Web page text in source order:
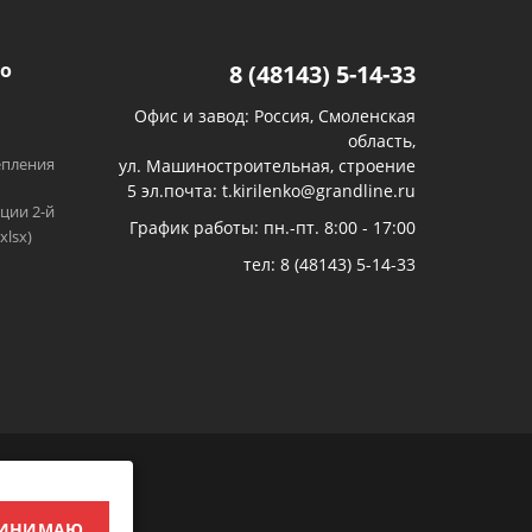
2-й
8 (48143) 5-14-33
Офис и завод: Россия, Смоленская
область,
ул. Машиностроительная, строение
5 эл.почта: t.kirilenko@grandline.ru
График работы: пн.-пт. 8:00 - 17:00
тел:8 (48143) 5-14-33